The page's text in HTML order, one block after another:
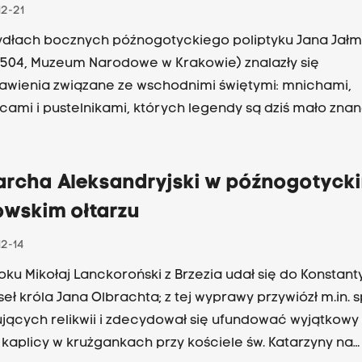
łbem? W poszukiwaniu średniowiecznych zwierząt
Łanuszka zaprasza na noworoczną wyprawę
godeł krakowskich kamienic: w programie Wielka
w piątek o godz. 18.05.
21
bocznych późnogotyckiego poliptyku Jana
Muzeum Narodowe w Krakowie) znalazły się
związane ze wschodnimi świętymi: mnichami,
i pustelnikami, których legendy są dziś mało
że jest mężczyzną, oraz o Eufraksji, którą
Wielka Sztuka Małopolski, w piątek o godz. 18.05.
Aleksandryjski w
ołtarzu
14
Mikołaj Lanckoroński z Brzezia udał się do
króla Jana Olbrachta; z tej wyprawy przywiózł m.in.
relikwii i zdecydował się ufundować wyjątkowy
w krużgankach przy kościele św. Katarzyny na